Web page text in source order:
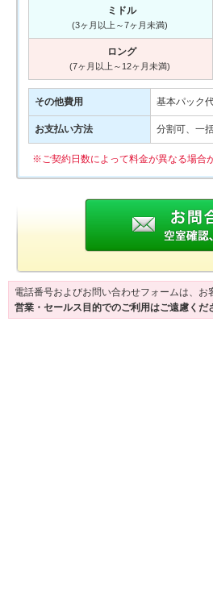
ミドル
(3ヶ月以上～7ヶ月未満)
ロング
(7ヶ月以上～12ヶ月未満)
その他費用 基本パック
お支払い方法 分割可、一
※ご契約日数によって料金が異なる場合
電話番号およびお問い合わせフォームは、お
営業・セールス目的でのご利用はご遠慮くだ